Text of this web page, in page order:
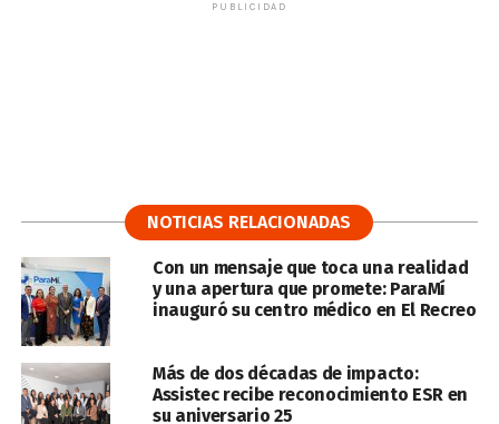
PUBLICIDAD
NOTICIAS RELACIONADAS
Con un mensaje que toca una realidad
y una apertura que promete: ParaMí
inauguró su centro médico en El Recreo
Más de dos décadas de impacto:
Assistec recibe reconocimiento ESR en
su aniversario 25